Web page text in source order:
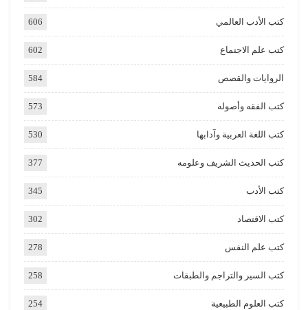
كتب الأدب العالمي 606
كتب علم الاجتماع 602
الروايات والقصص 584
كتب الفقه وأصوله 573
كتب اللغة العربية وآدابها 530
كتب الحديث الشريف وعلومه 377
كتب الأدب 345
كتب الاقتصاد 302
كتب علم النفس 278
كتب السير والتراجم والطبقات 258
كتب العلوم الطبيعية 254